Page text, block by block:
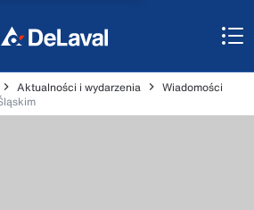
Aktualności i wydarzenia
Wiadomości